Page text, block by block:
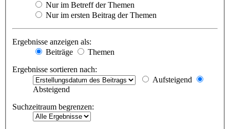
Nur im Betreff der Themen
Nur im ersten Beitrag der Themen
Ergebnisse anzeigen als:
Beiträge
Themen
Ergebnisse sortieren nach:
Aufsteigend
Absteigend
Suchzeitraum begrenzen: